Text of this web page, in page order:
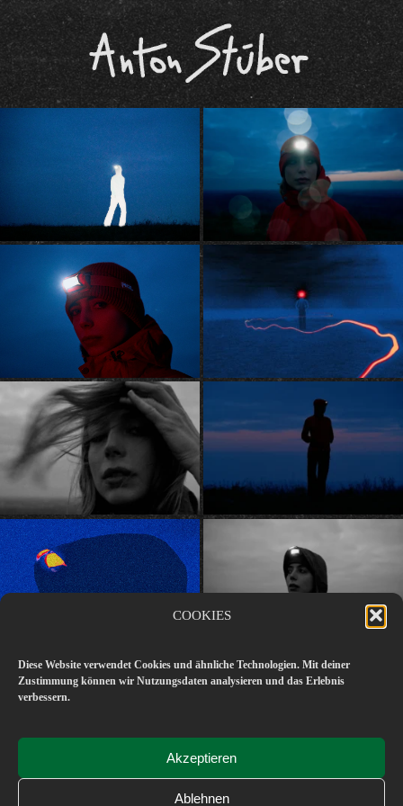
COOKIES
Diese Website verwendet Cookies und ähnliche Technologien. Mit deiner
Zustimmung können wir Nutzungsdaten analysieren und das Erlebnis
verbessern.
Akzeptieren
Ablehnen